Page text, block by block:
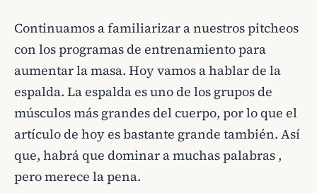
Continuamos a familiarizar a nuestros pitcheos
con los programas de entrenamiento para
aumentar la masa. Hoy vamos a hablar de la
espalda. La espalda es uno de los grupos de
músculos más grandes del cuerpo, por lo que el
artículo de hoy es bastante grande también. Así
que, habrá que dominar a muchas palabras ,
pero merece la pena.